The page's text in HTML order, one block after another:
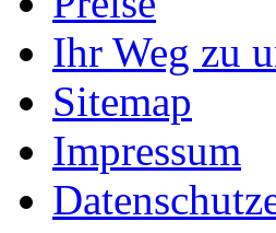
Ihr Weg zu
Sitemap
Impressum